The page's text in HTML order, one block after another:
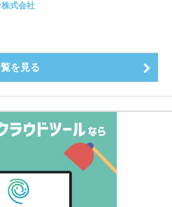
新作を含め、イチジク尽くしの全4種が
木）スタート
式会社
を見る